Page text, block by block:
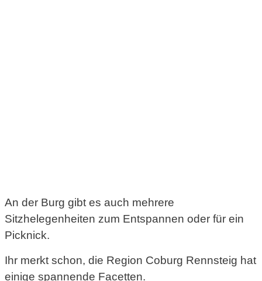
An der Burg gibt es auch mehrere
Sitzhelegenheiten zum Entspannen oder für ein
Picknick.
Ihr merkt schon, die Region Coburg Rennsteig hat
einige spannende Facetten.